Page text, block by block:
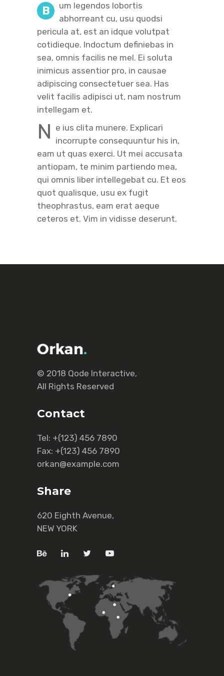
B
um legendos lobortis
abhorreant cu, usu quodsi
pericula at, est an idque volutpat
cotidieque. Indoctum definiebas in
sea, omnis facilis ne mel. Ei soluta
inimicus assentior pro, in causae
adipiscing consectetuer sea. Has
velit facilis adipisci ut, nam nostrum
intellegam et.
N e ius clita munere. Explicari
incorrupte consequuntur his in,
eam ut quas exerci. Ut mei accusata
antiopam, te minim partiendo mea,
qui omnis liber intellegebat cu. Et eos
quot qualisque, usu ex fugit
theophrastus, eam erat aeque
ceteros et. Vim in vidisse deserunt.
© 2018 Qode Interactive,
All Rights Reserved
Contact
Tel: +(123) 456 7890
Fax: +(123) 456 7890
orkan@example.com
Share
620 Eighth Avenue,
NEW YORK